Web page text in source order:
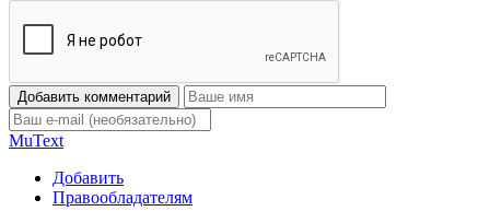
Добавить комментарий
MuText
Добавить
Правообладателям